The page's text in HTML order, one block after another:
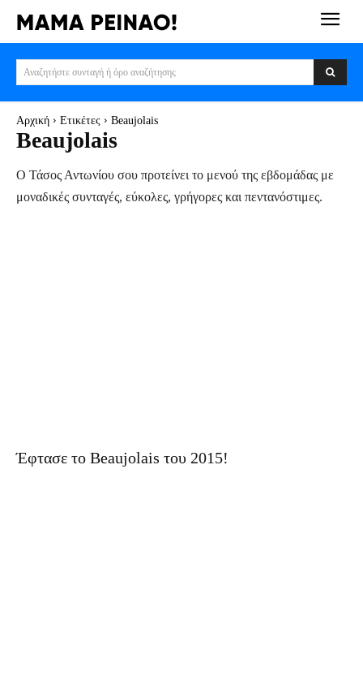
Αναζητήστε συνταγή ή όρο αναζήτησης
Αρχική Ετικέτες Beaujolais
Beaujolais
Ο Τάσος Αντωνίου σου προτείνει το μενού της εβδομάδας με
μοναδικές συνταγές, εύκολες, γρήγορες και πεντανόστιμες.
Έφτασε το Beaujolais του 2015!